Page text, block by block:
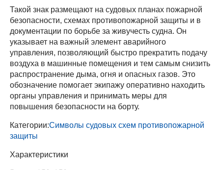
Такой знак размещают на судовых планах пожарной
безопасности, схемах противопожарной защиты и в
документации по борьбе за живучесть судна. Он
указывает на важный элемент аварийного
управления, позволяющий быстро прекратить подачу
воздуха в машинные помещения и тем самым снизить
распространение дыма, огня и опасных газов. Это
обозначение помогает экипажу оперативно находить
органы управления и принимать меры для
повышения безопасности на борту.
Категории:Символы судовых схем противопожарной
защиты
Характеристики